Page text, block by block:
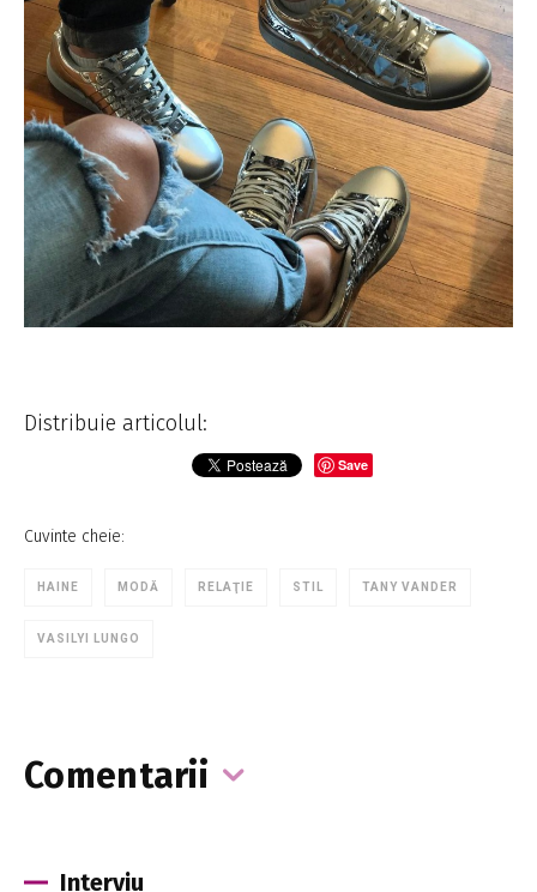
Distribuie articolul:
Save
Cuvinte cheie:
HAINE MODĂ RELAŢIE STIL TANY VANDER
VASILYI LUNGO
Comentarii
Interviu